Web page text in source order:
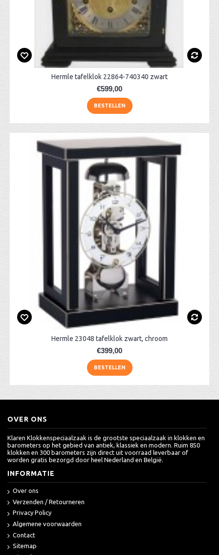
Hermle tafelklok 22864-740340 zwart
€599,00
BESTELLEN
Hermle 23048 tafelklok zwart, chroom
€399,00
BESTELLEN
OVER ONS
Klaren Klokkenspeciaalzaak is de grootste speciaalzaak in klokken en
barometers op het gebied van antiek, klassiek en modern. Ruim 850
klokken en 300 barometers zijn direct uit voorraad leverbaar of
worden gratis bezorgd door heel Nederland en België.
INFORMATIE
Over ons
Verzenden / Retourneren
Privacy Policy
Algemene voorwaarden
Contact
Sitemap